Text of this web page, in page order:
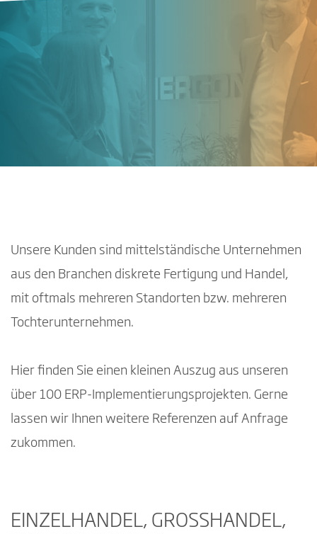
Unsere Kunden sind mittelständische Unternehmen
aus den Branchen diskrete Fertigung und Handel,
mit oftmals mehreren Standorten bzw. mehreren
Tochterunternehmen.
Hier finden Sie einen kleinen Auszug aus unseren
über 100 ERP-Implementierungsprojekten. Gerne
lassen wir Ihnen weitere Referenzen auf Anfrage
zukommen.
EINZELHANDEL, GROSSHANDEL, V